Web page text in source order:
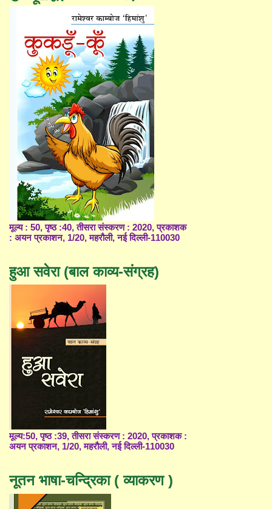
मूल्य : 50, पृष्ठ :40, तीसरा संस्करण : 2020, प्रकाशक
: अयन प्रकाशन, 1/20, महरौली, नई दिल्ली-110030
हुआ सवेरा (बाल काव्य-संग्रह)
मूल्य:50, पृष्ठ :39, तीसरा संस्करण : 2020, प्रकाशक :
अयन प्रकाशन, 1/20, महरौली, नई दिल्ली-110030
नूतन भाषा-चन्द्रिका ( व्याकरण )